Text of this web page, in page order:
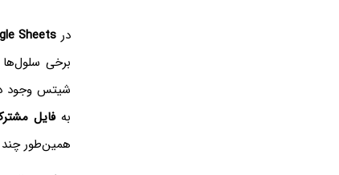
در Sheets
برخی
شیتس وجود
بهفایل
همین‌طور